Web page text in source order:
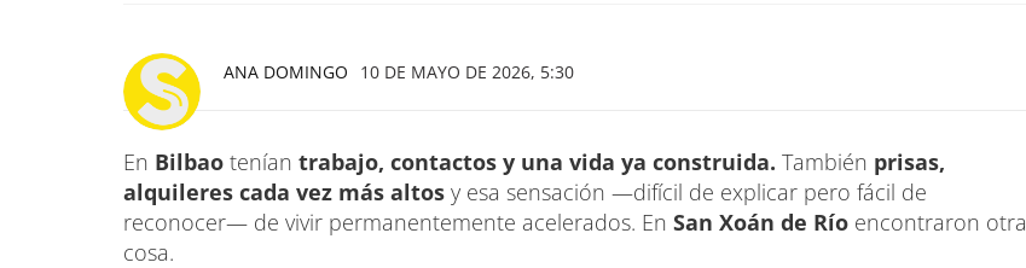
ANA DOMINGO 10 DE MAYO DE 2026, 5:30
En Bilbao tenían trabajo, contactos y una vida ya construida. También prisas,
alquileres cada vez más altos y esa sensación —difícil de explicar pero fácil de
reconocer— de vivir permanentemente acelerados. En San Xoán de Río encontraron otra
cosa.